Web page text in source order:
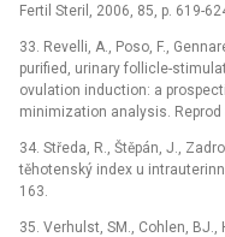
Fertil Steril, 2006, 85, p. 619-
33. Revelli, A., Poso, F.,
purified, urinary follicle-
ovulation induction: a
minimization analysis. Reprod
34. Středa, R., Štěpán, J.,
těhotenský index u
163.
35. Verhulst, SM., Cohlen,